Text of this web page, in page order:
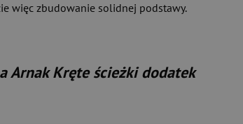
więc zbudowanie solidnej podstawy.
Arnak Kręte ścieżki dodatek